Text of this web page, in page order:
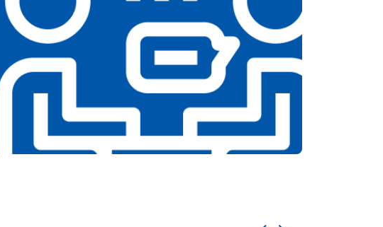
от 1500 ₽ Заказать
Заказать
от 3990 ₽